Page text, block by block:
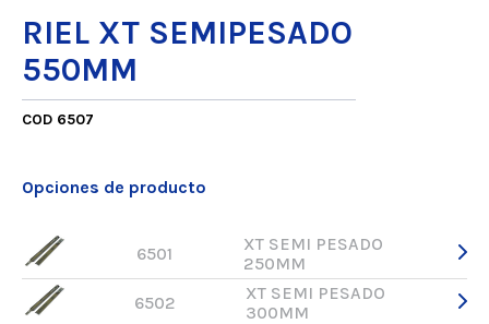
RIEL XT SEMIPESADO
550MM
COD 6507
Opciones de producto
6501
XT SEMI PESADO
250MM
6502
XT SEMI PESADO
300MM